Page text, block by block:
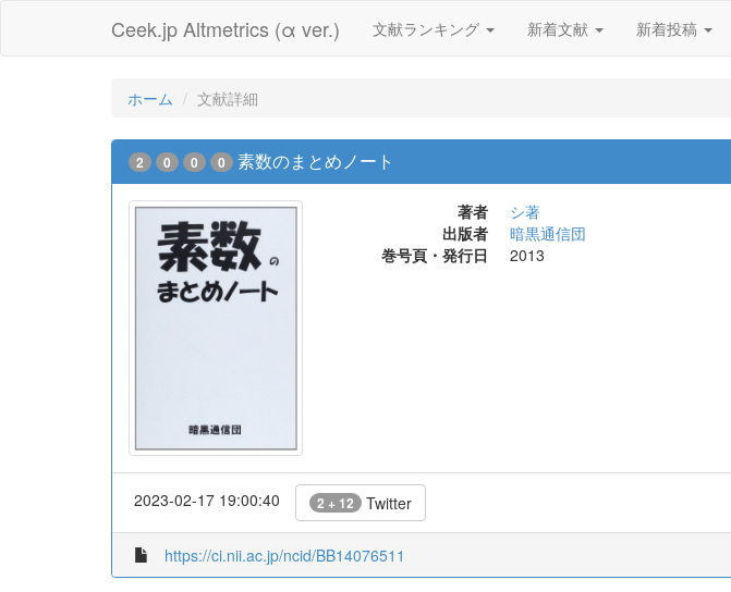
Ceek.jp Altmetrics (α ver.) 文献ランキング 新着文献 新着投稿
ホーム 文献詳細
2 0 0 0 素数のまとめノート
著者
シ著
出版者
暗黒通信団
巻号頁・発行日
2013
2023-02-17 19:00:40 2 + 12 Twitter
https://ci.nii.ac.jp/ncid/BB14076511